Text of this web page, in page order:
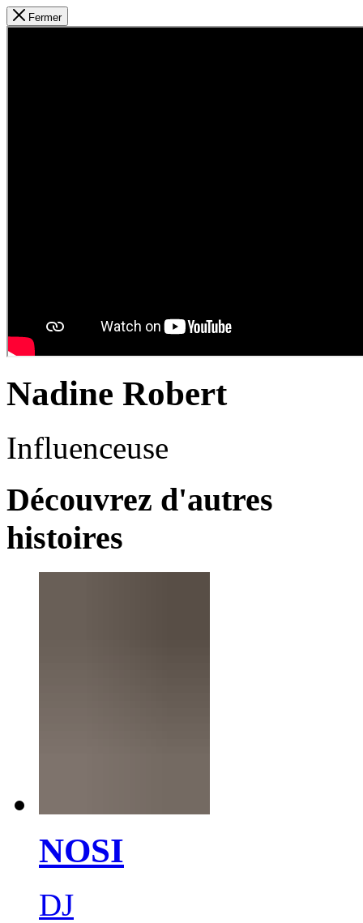
Fermer
Nadine Robert
Influenceuse
Découvrez d'autres
histoires
NOSI
DJ